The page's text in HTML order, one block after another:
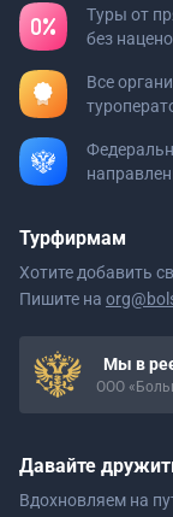
Туры от
без
Все
Турфирмам
Хотите добавить
Пишите на
Мы в
ООО
Давайте
Вдохновляем на